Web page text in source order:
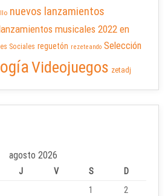
nuevos lanzamientos
musicales 2022 en
Sociales reguetón rezeteando Selección
Videojuegos zetadj
agosto 2026
J V S
D
1
2